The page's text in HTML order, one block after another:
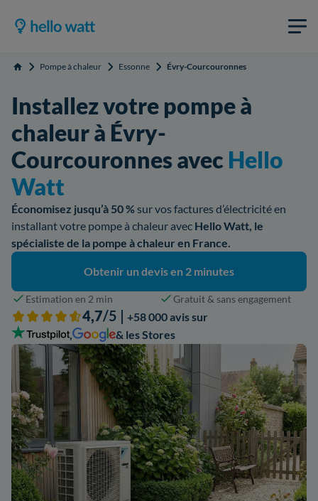
Accueil Pompe à chaleur Essonne Évry-Courcouronnes
Installez votre pompe à
chaleur à Évry-
Courcouronnes avec Hello
Watt
Économisez jusqu’à 50 %sur vos factures d’électricité en
installant votre pompe à chaleur avec Hello Watt, le
spécialiste de la pompe à chaleur en France.
Obtenir un devis en 2 minutes
Estimation en 2 min Gratuit & sans engagement
4,7/5 | +58 000 avis sur
,
& les Stores